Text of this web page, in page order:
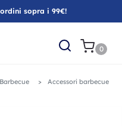
sopra i 99€!
0
Barbecue Accessori barbecue